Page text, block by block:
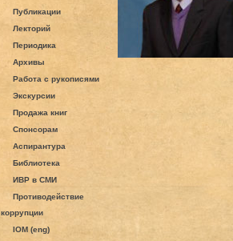
Публикации
Лекторий
Периодика
Архивы
Работа с рукописями
Экскурсии
Продажа книг
Спонсорам
Аспирантура
Библиотека
ИВР в СМИ
Противодействие
коррупции
IOM (eng)